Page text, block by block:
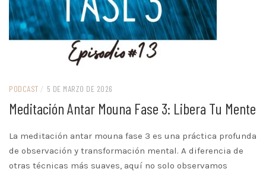
PODCAST / 5 DE MARZO DE 2026
Meditación Antar Mouna Fase 3: Libera Tu Mente
La meditación antar mouna fase 3 es una práctica profunda
de observación y transformación mental. A diferencia de
otras técnicas más suaves, aquí no solo observamos